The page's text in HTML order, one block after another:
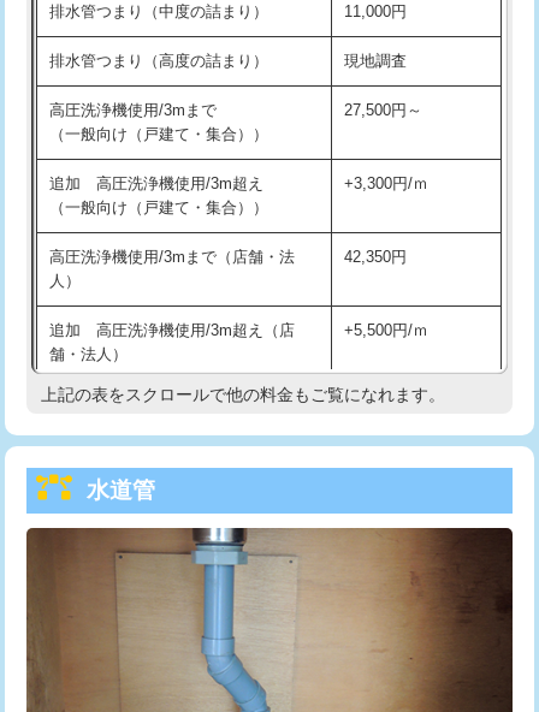
給水管工事※（ホール加工) 16,500円
給水管工事※（バンド止め) 3,300円
給水管工事※（支持金具設置)
給水管工事※（保温材使用（バンド止
め込み）)
5,500円
給水管工事※（土の掘削・埋め戻し作
業)
11,000円
給水管工事※（塩ビ管（VP・HI）使
用/3ｍまで)
33,000円
給水管工事※（塩ビ管（VP・HI）使
+8,800円
給水管工事※（ライニング鋼管・銅
管・ポリ管・HT管使用/3ｍまで)
給水管工事※（ライニング鋼管・銅
管・ポリ管・HT管使用/3ｍ超え)
排水管工事（土の掘削・埋め戻し作
11,000円~
排水管工事（排水管工事/3ｍまで） 55,000円
排水管つまり（中度の詰まり） 11,000円
排水管つまり（高度の詰まり） 現地調査
高圧洗浄機使用/3mまで
（一般向け（戸建て・集合））
27,500円～
追加 高圧洗浄機使用/3m超え
（一般向け（戸建て・集合））
+3,300円/ｍ
高圧洗浄機使用/3mまで（店舗・法
人）
42,350円
追加 高圧洗浄機使用/3m超え（店
舗・法人）
+5,500円/ｍ
高度高圧洗浄換 現地調査
トーラー機使用/3mまで
追加トーラー機使用/3m超え
33,000円
8,800円
止水・漏水調査・防水処理・清掃・修
11,000円
上記の表をスクロールで他の料金もご覧になれます。
水道管